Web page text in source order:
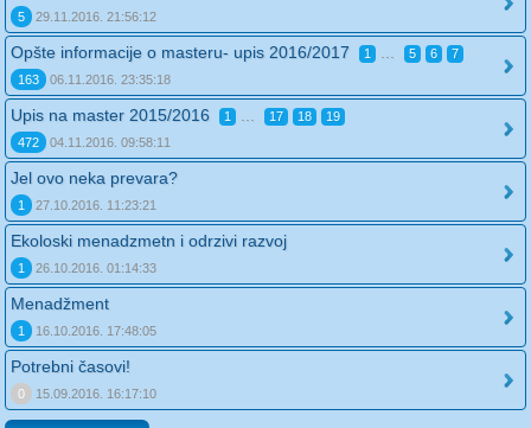
5 29.11.2016. 21:56:12
Opšte informacije o masteru- upis 2016/2017 1 5 6
7
163
06.11.2016. 23:35:18
Upis na master 2015/2016 1 17 18
19
472
04.11.2016. 09:58:11
Jel ovo neka prevara?
1 27.10.2016. 11:23:21
Ekoloski menadzmetn i odrzivi razvoj
1 26.10.2016. 01:14:33
Menadžment
1 16.10.2016. 17:48:05
Potrebni časovi!
0 15.09.2016. 16:17:10